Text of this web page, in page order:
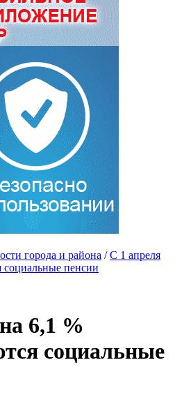
города и района / С 1 апреля
социальные пенсии
6,1 %
социальные